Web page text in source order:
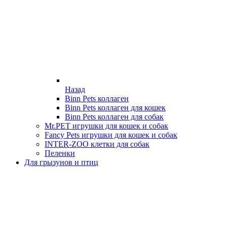
Назад
Binn Pets коллаген
Binn Pets коллаген для кошек
Binn Pets коллаген для собак
Mr.PET игрушки для кошек и собак
Fancy Pets игрушки для кошек и собак
INTER-ZOO клетки для собак
Пеленки
Для грызунов и птиц